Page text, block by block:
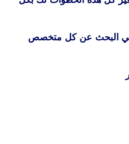
البحث عن كل متخصص